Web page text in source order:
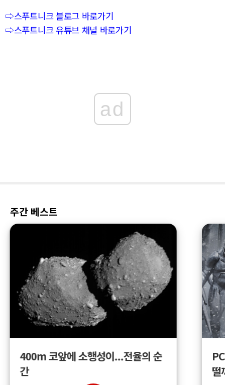
⇨스푸트니크 블로그 바로가기
⇨스푸트니크 유튜브 채널 바로가기
ad
주간 베스트
400m 코앞에 소행성이...전율의 순
간
떨